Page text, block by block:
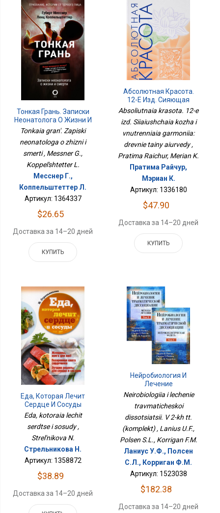
Тонкая Грань. Записки
Неонатолога О Жизни И
Смерти
Tonkaia gran'. Zapiski
neonatologa o zhizni i
smerti , Messner G.,
Koppel'shtetter L.
Месснер Г.,
Коппельштеттер Л.
Артикул: 1364337
$26.65
Доставка за 14–20 дней
КУПИТЬ
Абсолютная Красота.
12-Е Изд. Сияющая
Кожа И Внутренняя
Гармония: Древние
Тайны Аюрведы
Absoliutnaia krasota. 12-e
izd. Siiaiushchaia kozha i
vnutrenniaia garmoniia:
drevnie tainy aiurvedy ,
Pratima Raichur, Merian K.
Пратима Райчур,
Мэриан К.
Артикул: 1336180
$47.90
Доставка за 14–20 дней
КУПИТЬ
Еда, Которая Лечит
Сердце И Сосуды
Eda, kotoraia lechit
serdtse i sosudy ,
Strel'nikova N.
Стрельникова Н.
Артикул: 1358872
$38.89
Доставка за 14–20 дней
Нейробиология И
Лечение
Травматической
Диссоциации. В 2-Х Тт.
(комплект)
Neirobiologiia i lechenie
travmaticheskoi
dissotsiatsii. V 2-kh tt.
(komplekt) , Lanius U.F.,
Polsen S.L., Korrigan F.M.
Ланиус У.Ф., Полсен
С.Л., Корриган Ф.М.
Артикул: 1523038
$182.38
Доставка за 14–20 дней